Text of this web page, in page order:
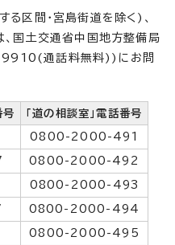
区間・宮島街道を除く)、
国土交通省中国地方整備局
通話料無料))にお問
号 「道の相談室」電話番号
0800-2000-491
0800-2000-492
0800-2000-493
0800-2000-494
0800-2000-495